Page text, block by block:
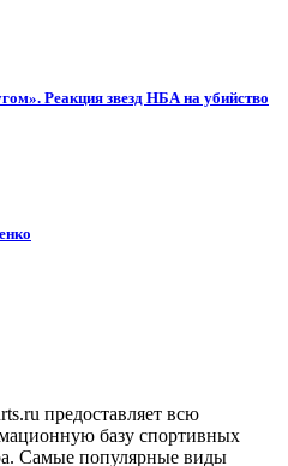
Реакция звезд НБА на убийство
предоставляет всю
базу спортивных
Самые популярные виды